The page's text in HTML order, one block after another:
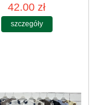
42.00 zł
szczegóły